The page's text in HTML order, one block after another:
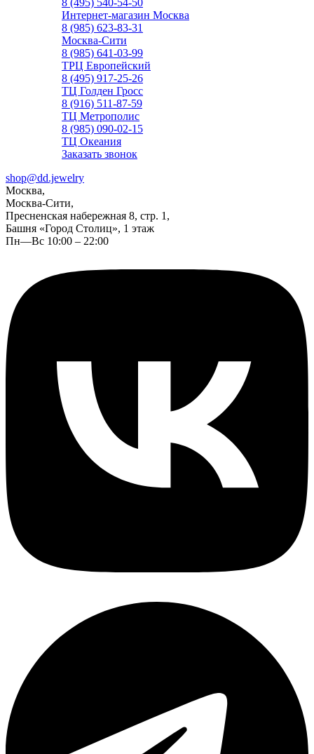
8 (495) 540-54-50
Интернет-магазин Москва
8 (985) 623-83-31
Москва-Сити
8 (985) 641-03-99
ТРЦ Европейский
8 (495) 917-25-26
ТЦ Голден Гросс
8 (916) 511-87-59
ТЦ Метрополис
8 (985) 090-02-15
ТЦ Океания
Заказать звонок
shop@dd.jewelry
Москва,
Москва-Сити,
Пресненская набережная 8, стр. 1,
Башня «Город Столиц», 1 этаж
Пн—Вс 10:00 – 22:00